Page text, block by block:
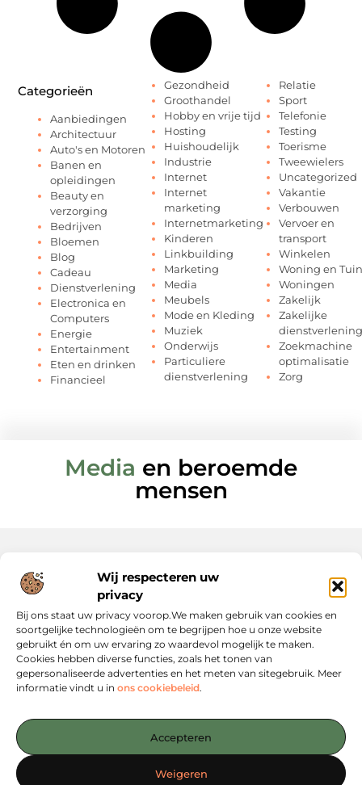
Wij respecteren uw
privacy
Bij ons staat uw privacy voorop.We maken gebruik van cookies en
soortgelijke technologieën om te begrijpen hoe u onze website
gebruikt én om uw ervaring zo waardevol mogelijk te maken.
Cookies hebben diverse functies, zoals het tonen van
gepersonaliseerde advertenties en het meten van sitegebruik. Meer
informatie vindt u in ons cookiebeleid.
Accepteren
Weigeren
Categorieën
Aanbiedingen
Architectuur
Auto's en Motoren
Banen en
opleidingen
Beauty en
verzorging
Bedrijven
Bloemen
Blog
Cadeau
Dienstverlening
Electronica en
Computers
Energie
Entertainment
Eten en drinken
Financieel
Gezondheid
Groothandel
Hobby en vrije tijd
Hosting
Huishoudelijk
Industrie
Internet
Internet
marketing
Internetmarketing
Kinderen
Linkbuilding
Marketing
Media
Meubels
Mode en Kleding
Muziek
Onderwijs
Particuliere
dienstverlening
Relatie
Sport
Telefonie
Testing
Toerisme
Tweewielers
Uncategorized
Vakantie
Verbouwen
Vervoer en
transport
Winkelen
Woning en Tuin
Woningen
Zakelijk
Zakelijke
dienstverlening
Zoekmachine
optimalisatie
Zorg
Media en beroemde
mensen
inzichten die jou verder helpen. Alles overzichtelijk
ontdekken op Linkstrategy.nl!
Onze informatie